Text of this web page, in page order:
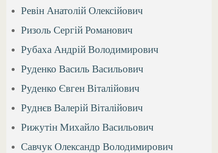
Ревін Анатолій Олексійович
Ризоль Сергій Романович
Рубаха Андрій Володимирович
Руденко Василь Васильович
Руденко Євген Віталійович
Руднєв Валерій Віталійович
Рижутін Михайло Васильович
Савчук Олександр Володимирович